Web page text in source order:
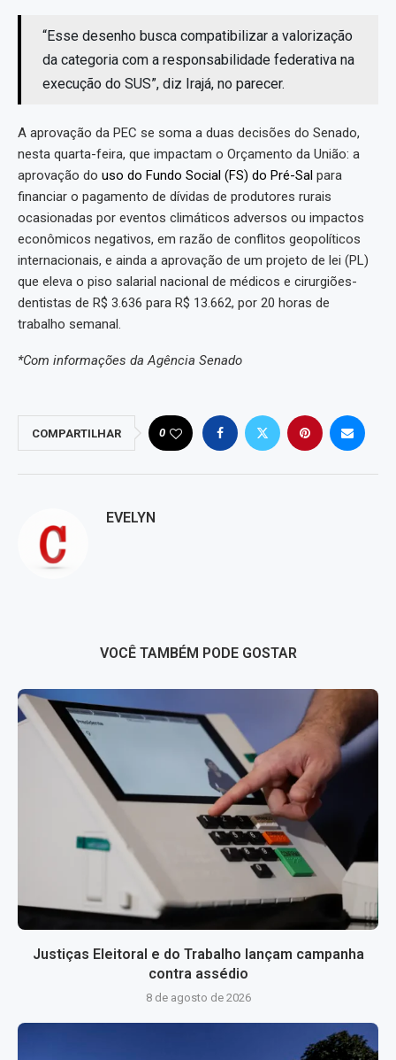
“Esse desenho busca compatibilizar a valorização
da categoria com a responsabilidade federativa na
execução do SUS”, diz Irajá, no parecer.
A aprovação da PEC se soma a duas decisões do Senado,
nesta quarta-feira, que impactam o Orçamento da União: a
aprovação do uso do Fundo Social (FS) do Pré-Sal para
financiar o pagamento de dívidas de produtores rurais
ocasionadas por eventos climáticos adversos ou impactos
econômicos negativos, em razão de conflitos geopolíticos
internacionais, e ainda a aprovação de um projeto de lei (PL)
que eleva o piso salarial nacional de médicos e cirurgiões-
dentistas de R$ 3.636 para R$ 13.662, por 20 horas de
trabalho semanal.
*Com informações da Agência Senado
COMPARTILHAR 0
EVELYN
VOCÊ TAMBÉM PODE GOSTAR
Justiças Eleitoral e do Trabalho lançam campanha
contra assédio
8 de agosto de 2026